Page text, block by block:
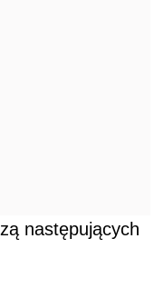
następujących